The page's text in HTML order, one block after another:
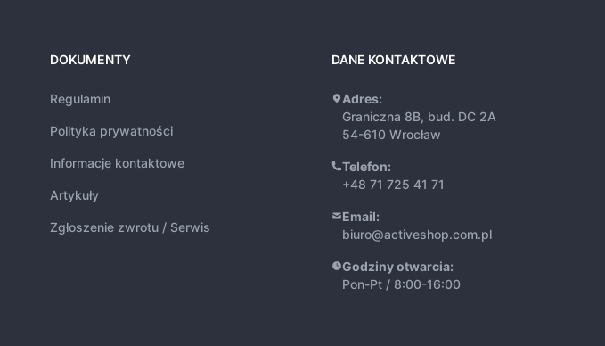
DOKUMENTY
Regulamin
Polityka prywatności
Informacje kontaktowe
Artykuły
Zgłoszenie zwrotu / Serwis
DANE KONTAKTOWE
Adres:
Graniczna 8B, bud. DC 2A
54-610 Wrocław
Telefon:
+48 71 725 41 71
Email:
biuro@activeshop.com.pl
Godziny otwarcia:
Pon-Pt / 8:00-16:00